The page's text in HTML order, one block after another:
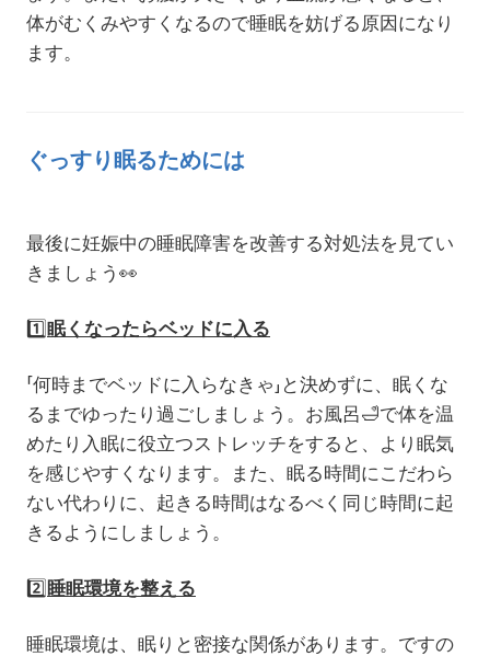
体がむくみやすくなるので睡眠を妨げる原因になり
ます。
ぐっすり眠るためには
最後に妊娠中の睡眠障害を改善する対処法を見てい
きましょう 👀
1️⃣眠くなったらベッドに入る
「何時までベッドに入らなきゃ」と決めずに、眠くな
るまでゆったり過ごしましょう。お風呂🛁で体を温
めたり入眠に役立つストレッチをすると、より眠気
を感じやすくなります。また、眠る時間にこだわら
ない代わりに、起きる時間はなるべく同じ時間に起
きるようにしましょう。
2️⃣ 睡眠環境を整える
睡眠環境は、眠りと密接な関係があります。ですの